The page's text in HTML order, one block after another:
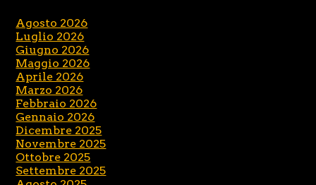
Agosto 2026
Luglio 2026
Giugno 2026
Maggio 2026
Aprile 2026
Marzo 2026
Febbraio 2026
Gennaio 2026
Dicembre 2025
Novembre 2025
Ottobre 2025
Settembre 2025